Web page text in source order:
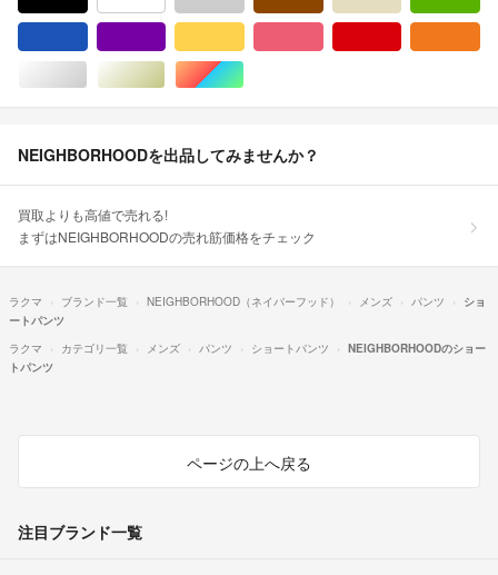
シルバー/銀色系ゴールド/金色系マルチカラー
NEIGHBORHOODを出品してみませんか？
買取よりも高値で売れる!
まずはNEIGHBORHOODの売れ筋価格をチェック
ラクマ ブランド一覧 NEIGHBORHOOD（ネイバーフッド） メンズ パンツ
ショ
ートパンツ
ラクマ
カテゴリ一覧 メンズ パンツ ショートパンツ
NEIGHBORHOODのショー
トパンツ
ページの上へ戻る
注目ブランド一覧